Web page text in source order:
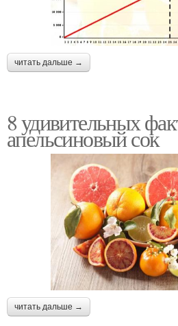
читать дальше →
8 удивительных
апельсиновый сок
читать дальше →